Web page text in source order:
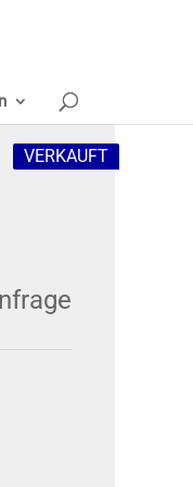
VERKAUFT